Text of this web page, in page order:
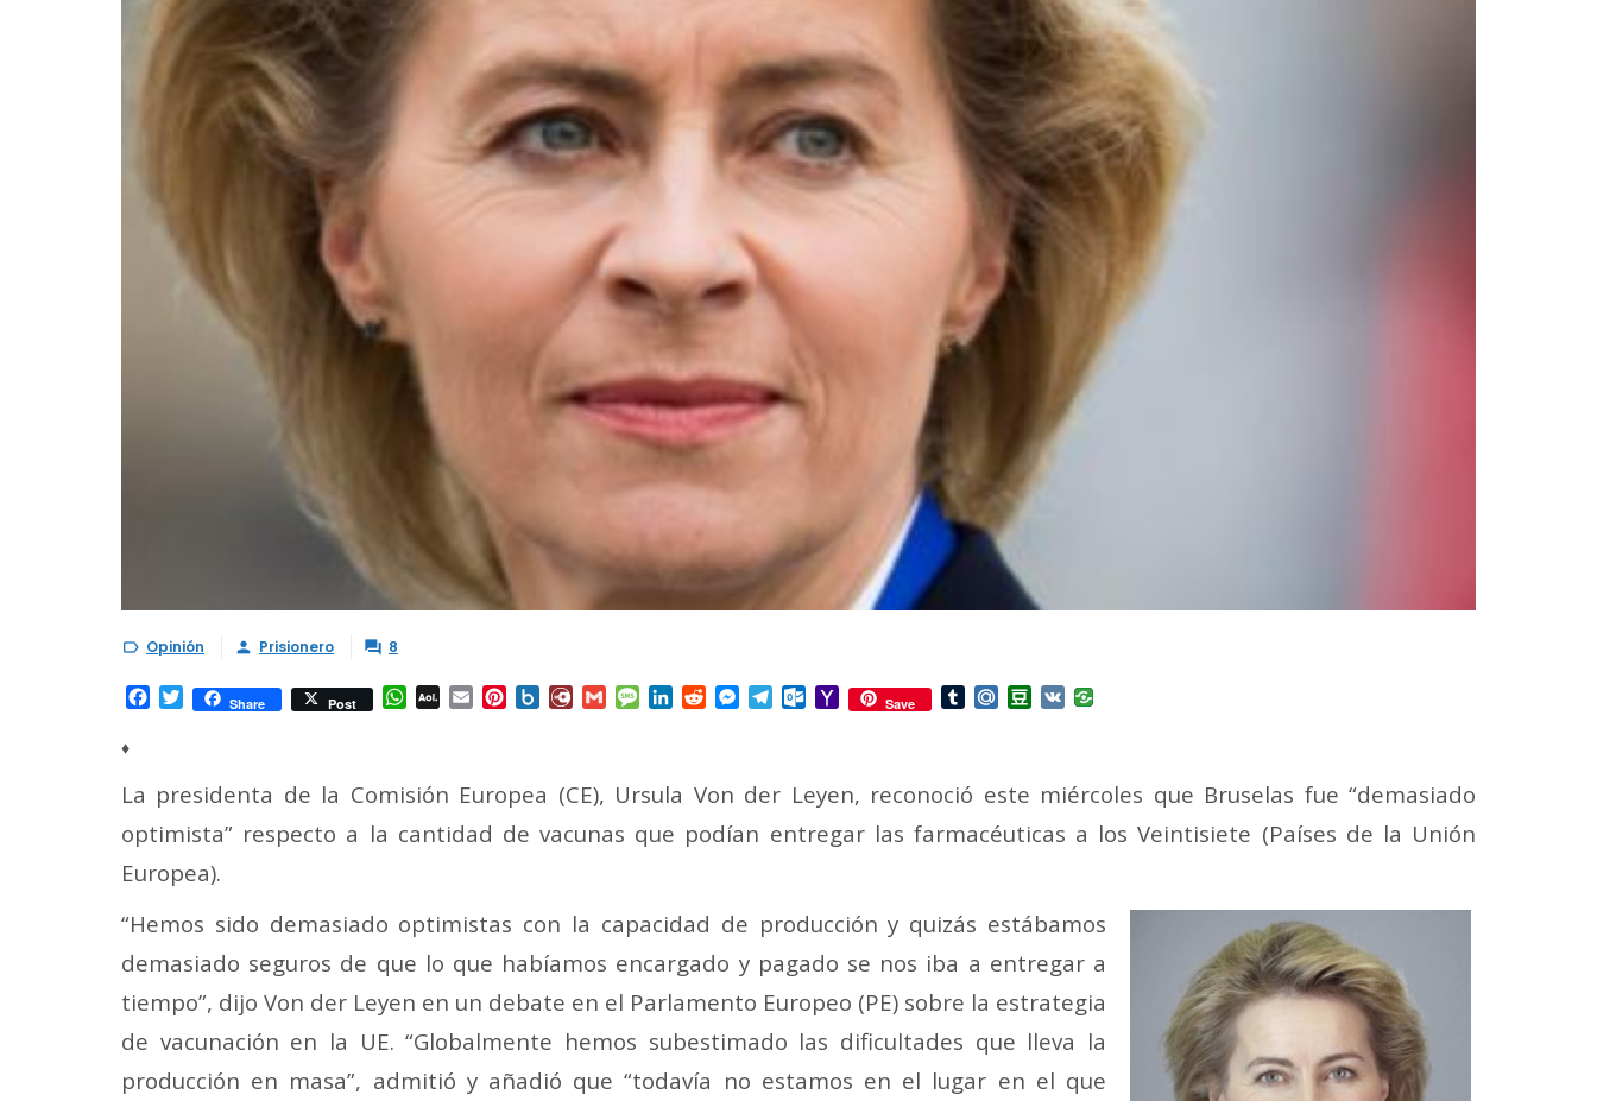
 Opinión  Prisionero  8
Facebook
TwitterShare Post WhatsApp
AOL Email Pinterest
Box.netDiary.RuGmailMessage
LinkedInRedditMessenger
TelegramOutlook.com
YahooSave TumblrMail.RuDouban
VK
♦
La presidenta de la Comisión Europea (CE), Ursula Von der Leyen, reconoció este miércoles que Bruselas fue “demasiado
optimista” respecto a la cantidad de vacunas que podían entregar las farmacéuticas a los Veintisiete (Países de la Unión
Europea).
“Hemos sido demasiado optimistas con la capacidad de producción y quizás estábamos
demasiado seguros de que lo que habíamos encargado y pagado se nos iba a entregar a
tiempo”, dijo Von der Leyen en un debate en el Parlamento Europeo (PE) sobre la estrategia
de vacunación en la UE.“Globalmente hemos subestimado las dificultades que lleva la
producción en masa”, admitió y añadió que “todavía no estamos en el lugar en el que